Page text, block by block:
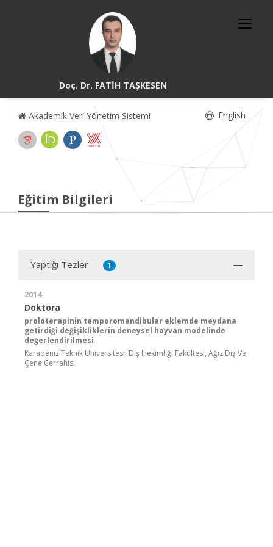
Doç. Dr. FATİH TAŞKESEN
Akademik Veri Yönetim Sistemi English
Eğitim Bilgileri
Yaptığı Tezler 1
2014
Doktora
proloterapinin temporomandibular eklemde meydana
getirdiği değişikliklerin deneysel hayvan modelinde
değerlendirilmesi
Karadeniz Teknik Üniversitesi, Diş Hekimliği Fakültesi, Ağız Diş Ve
Çene Cerrahisi